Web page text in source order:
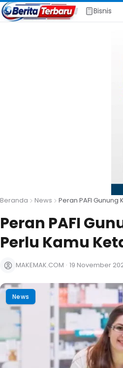
Bisnis
Beranda News Peran PAFI
Peran PAFI
Perlu Kamu
MAKEMAK.COM · 19 November
News